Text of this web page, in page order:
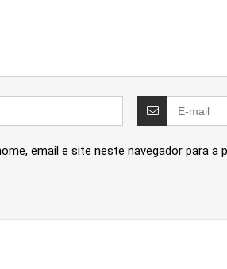
email e site neste navegador para a